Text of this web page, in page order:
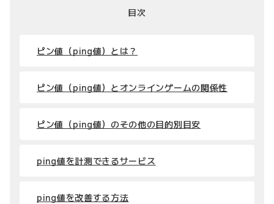
目次
ピン値（ping値）とは？
ピン値（ping値）とオンラインゲームの関係性
ピン値（ping値）のその他の目的別目安
ping値を計測できるサービス
ping値を改善する方法